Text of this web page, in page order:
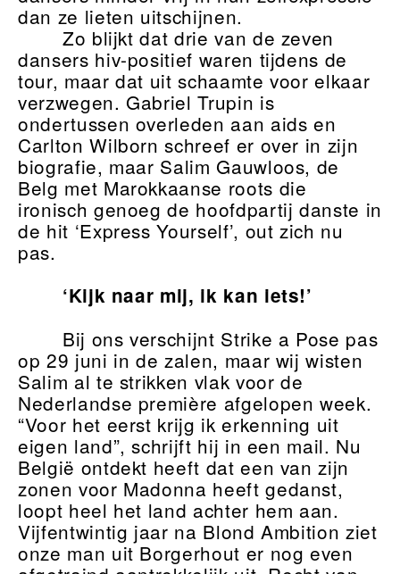
dan ze lieten uitschijnen.
Zo blijkt dat drie van de zeven
dansers hiv-positief waren tijdens de
tour, maar dat uit schaamte voor elkaar
verzwegen. Gabriel Trupin is
ondertussen overleden aan aids en
Carlton Wilborn schreef er over in zijn
biografie, maar Salim Gauwloos, de
Belg met Marokkaanse roots die
ironisch genoeg de hoofdpartij danste in
de hit ‘Express Yourself’, out zich nu
pas.
‘Kijk naar mij, ik kan iets!’
Bij ons verschijnt Strike a Pose pas
op 29 juni in de zalen, maar wij wisten
Salim al te strikken vlak voor de
Nederlandse première afgelopen week.
“Voor het eerst krijg ik erkenning uit
eigen land”, schrijft hij in een mail. Nu
België ontdekt heeft dat een van zijn
zonen voor Madonna heeft gedanst,
loopt heel het land achter hem aan.
Vijfentwintig jaar na Blond Ambition ziet
onze man uit Borgerhout er nog even